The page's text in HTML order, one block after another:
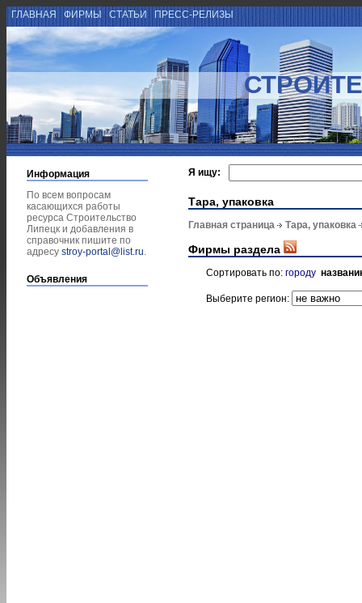
ГЛАВНАЯ ФИРМЫ СТАТЬИ ПРЕСС-РЕЛИЗЫ
Информация
По всем вопросам
касающихся работы
ресурса Строительство
Липецк и добавления в
справочник пишите по
адресу stroy-portal@list.ru.
Объявления
Я ищу:
Тара, упаковка
Главная страница Тара, упаковка
Фирмы раздела
Сортировать по: городу
Выберите регион: